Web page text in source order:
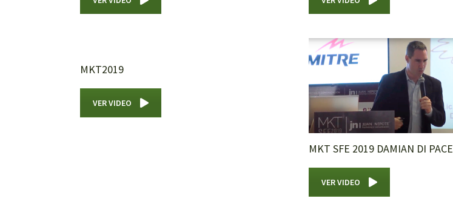
MKT2019
VER VIDEO
MKT SFE 2019 DAMIAN DI PACE
VER VIDEO